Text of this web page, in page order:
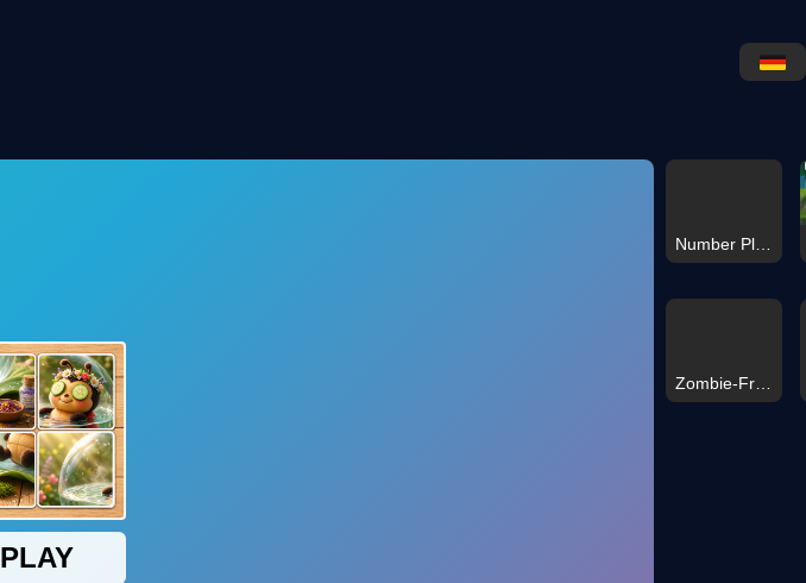
Number Place Travel
Zombie-Friedhof